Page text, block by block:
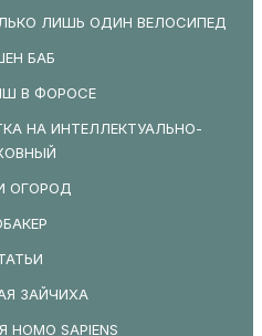
ЛИШЬ ОДИН ВЕЛОСИПЕД
БАБ
В ФОРОСЕ
НА ИНТЕЛЛЕКТУАЛЬНО-
ОГОРОД
ЗАЙЧИХА
SAPIENS